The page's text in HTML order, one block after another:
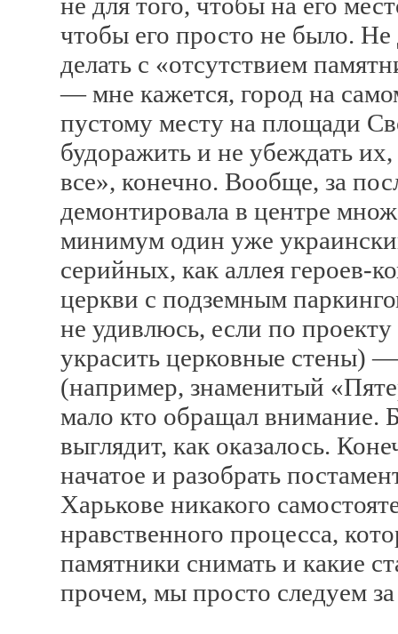
чтобы его просто не было.
делать с «отсутствием
— мне кажется, город на
пустому месту на площади
будоражить и не убеждать
все», конечно. Вообще, за
демонтировала в центре
минимум один уже
серийных, как аллея героев-
церкви с подземным
не удивлюсь, если по
украсить церковные стены)
(например, знаменитый
мало кто обращал внимание.
выглядит, как оказалось.
начатое и разобрать
Харькове никакого
нравственного процесса,
памятники снимать и какие
прочем, мы просто следуем